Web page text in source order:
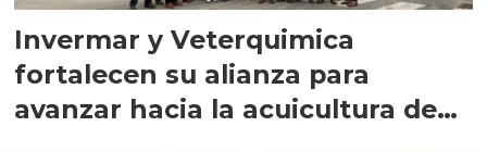
Invermar y Veterquimica
fortalecen su alianza para
avanzar hacia la acuicultura de